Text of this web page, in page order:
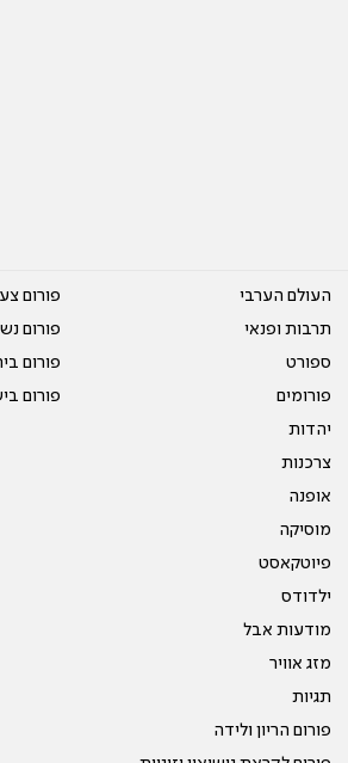
העולם הערבי
תרבות ופנאי
ספורט
פורומים
יהדות
צרכנות
אופנה
מוסיקה
פיוטקאסט
ילדודס
מודעות אבל
מזג אוויר
תגיות
פורום הריון ולידה
פורום
פורום
פורום
פורום